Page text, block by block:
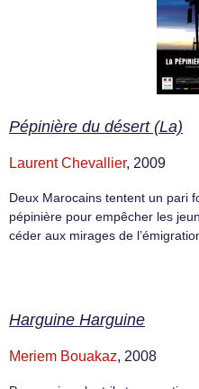
Pépinière du désert (La)
Laurent Chevallier, 2009
Deux Marocains tentent un pari
pépinière pour empêcher les
céder aux mirages de
Harguine Harguine
Meriem Bouakaz, 2008